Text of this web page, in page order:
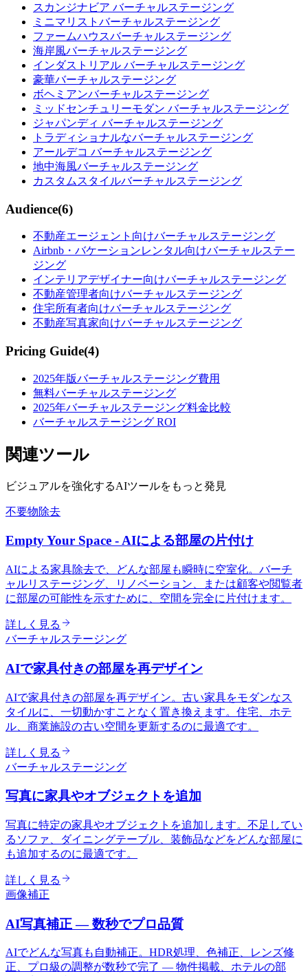
スカンジナビア バーチャルステージング
ミニマリストバーチャルステージング
ファームハウスバーチャルステージング
海岸風バーチャルステージング
インダストリアル バーチャルステージング
豪華バーチャルステージング
ボヘミアンバーチャルステージング
ミッドセンチュリーモダン バーチャルステージング
ジャパンディ バーチャルステージング
トラディショナルなバーチャルステージング
アールデコ バーチャルステージング
地中海風バーチャルステージング
カスタムスタイルバーチャルステージング
Audience(6)
不動産エージェント向けバーチャルステージング
Airbnb・バケーションレンタル向けバーチャルステー
ジング
インテリアデザイナー向けバーチャルステージング
不動産管理者向けバーチャルステージング
住宅所有者向けバーチャルステージング
不動産写真家向けバーチャルステージング
Pricing Guide(4)
2025年版バーチャルステージング費用
無料バーチャルステージング
2025年バーチャルステージング料金比較
バーチャルステージング ROI
関連ツール
ビジュアルを強化するAIツールをもっと発見
不要物除去
Empty Your Space - AIによる部屋の片付け
AIによる家具除去で、どんな部屋も瞬時に空室化。バーチ
ャルリステージング、リノベーション、または顧客や閲覧者
に部屋の可能性を示すために、空間を完全に片付けます。
詳しく見る
バーチャルステージング
AIで家具付きの部屋を再デザイン
AIで家具付きの部屋を再デザイン。古い家具をモダンなス
タイルに、一切動かすことなく置き換えます。住宅、ホテ
ル、商業施設の古い空間を更新するのに最適です。
詳しく見る
バーチャルステージング
写真に家具やオブジェクトを追加
写真に特定の家具やオブジェクトを追加します。不足してい
るソファ、ダイニングテーブル、装飾品などをどんな部屋に
も追加するのに最適です。
詳しく見る
画像補正
AI写真補正 — 数秒でプロ品質
AIでどんな写真も自動補正。HDR処理、色補正、レンズ修
正、プロ級の調整が数秒で完了 — 物件掲載、ホテルの部